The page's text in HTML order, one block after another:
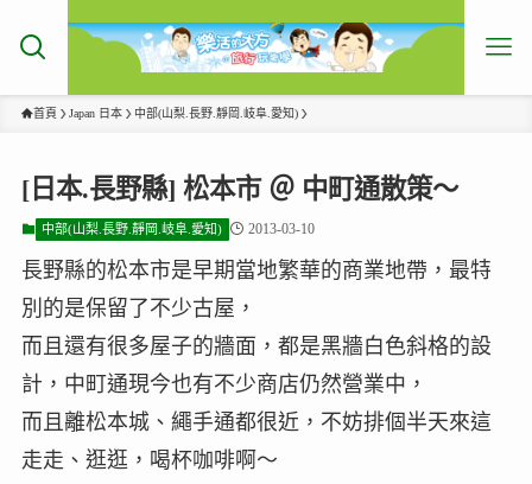
首頁 Japan 日本 中部(山梨.長野.靜岡.岐阜.愛知)
[日本.長野縣] 松本市 ＠ 中町通散策～
中部(山梨.長野.靜岡.岐阜.愛知) 2013-03-10
長野縣的松本市是早期當地繁華的商業地帶，最特
別的是保留了不少古屋，
而且還有很多屋子的牆面，都是黑牆白色斜格的設
計，中町通現今也有不少商店仍然營業中，
而且離松本城、繩手通都很近，不妨排個半天來這
走走、逛逛，喝杯咖啡啊～